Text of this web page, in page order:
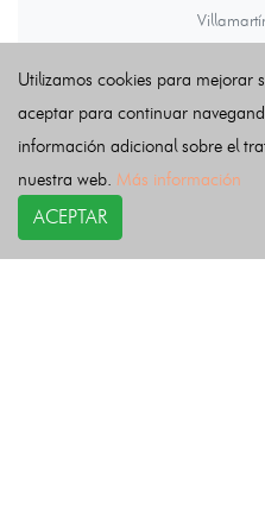
Utilizamos cookies para mejorar
aceptar para continuar
información adicional sobre el
nuestra web. Más información
ACEPTAR